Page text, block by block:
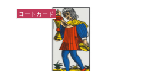
コートカード